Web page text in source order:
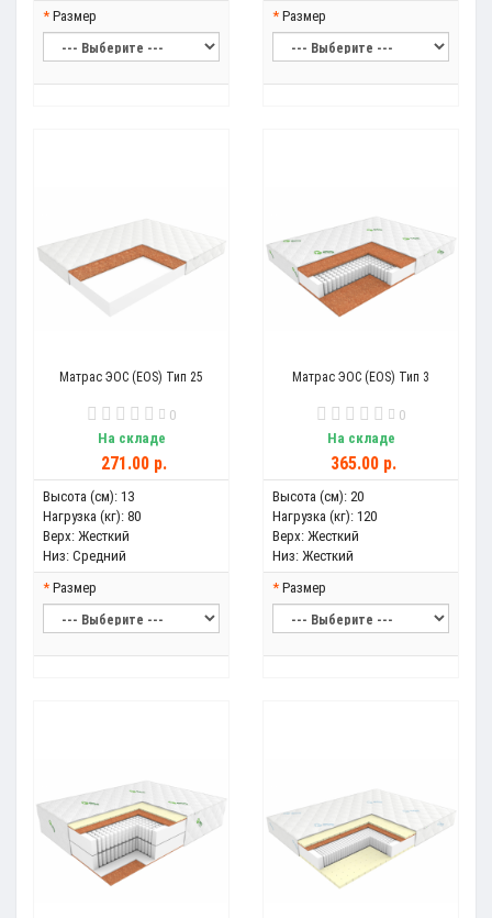
Размер
Размер
Матрас ЭОС (EOS) Тип 25
0
На складе
271.00 р.
Высота (см): 13
Нагрузка (кг): 80
Верх: Жесткий
Низ: Средний
Размер
Матрас ЭОС (EOS) Тип 3
0
На складе
365.00 р.
Высота (см): 20
Нагрузка (кг): 120
Верх: Жесткий
Низ: Жесткий
Размер